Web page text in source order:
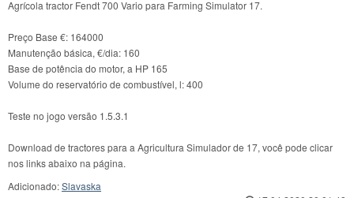
Agrícola tractor Fendt 700 Vario para Farming Simulator 17.
Preço Base €: 164000
Manutenção básica, €/dia: 160
Base de potência do motor, a HP 165
Volume do reservatório de combustível, l: 400
Teste no jogo versão 1.5.3.1
Download de tractores para a Agricultura Simulador de 17, você pode clicar
nos links abaixo na página.
Adicionado:Slavaska